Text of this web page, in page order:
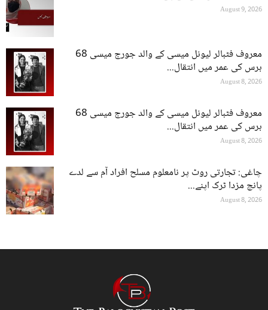
August 9, 2026
معروف فٹبالر لیونل میسی کے والد جورج میسی 68
برس کی عمر میں انتقال...
August 8, 2026
معروف فٹبالر لیونل میسی کے والد جورج میسی 68
برس کی عمر میں انتقال...
August 8, 2026
چاغی: تجارتی روٹ پر نامعلوم مسلح افراد آم سے لدے
پانچ مزدا ٹرک اپنے...
August 8, 2026